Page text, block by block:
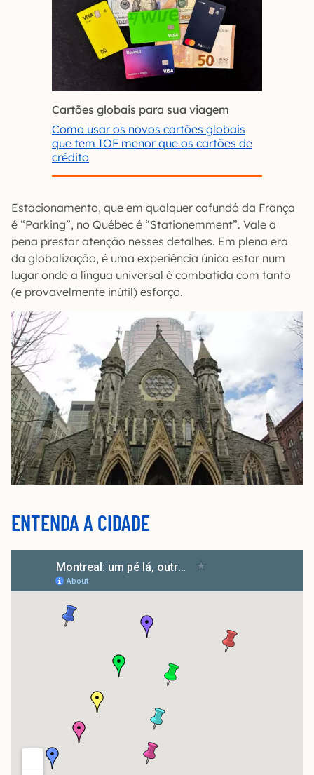
Cartões globais para sua viagem
Como usar os novos cartões globais
que tem IOF menor que os cartões de
crédito
Estacionamento, que em qualquer cafundó da França
é “Parking”, no Québec é “Stationemment”. Vale a
pena prestar atenção nesses detalhes. Em plena era
da globalização, é uma experiência única estar num
lugar onde a língua universal é combatida com tanto
(e provavelmente inútil) esforço.
ENTENDA A CIDADE